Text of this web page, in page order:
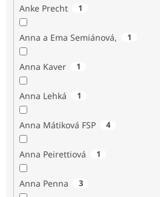
Anke Precht 1
Anna a Ema Semiánová, 1
Anna Kaver 1
Anna Lehká 1
Anna Mátiková FSP 4
Anna Peirettiová 1
Anna Penna 3